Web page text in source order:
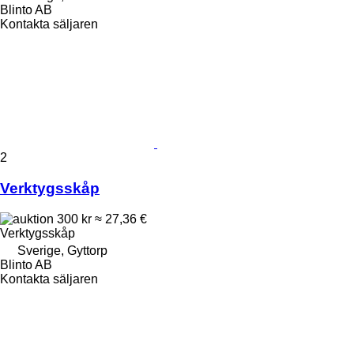
Blinto AB
Kontakta säljaren
2
Verktygsskåp
300 kr ≈ 27,36 €
Verktygsskåp
Sverige, Gyttorp
Blinto AB
Kontakta säljaren